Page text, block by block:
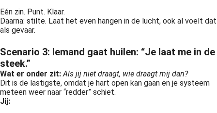
Eén zin. Punt. Klaar.
Daarna: stilte. Laat het even hangen in de lucht, ook al voelt dat
als gevaar.
Scenario 3: Iemand gaat huilen: “Je laat me in de
steek.”
Wat er onder zit: Als jij niet draagt, wie draagt mij dan?
Dit is de lastigste, omdat je hart open kan gaan en je systeem
meteen weer naar “redder” schiet.
Jij: